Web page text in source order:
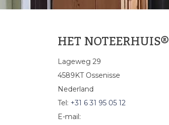
HET NOTEERHUIS®
Lageweg 29
4589KT Ossenisse
Nederland
Tel: +31 6 31 95 05 12
E-mail: